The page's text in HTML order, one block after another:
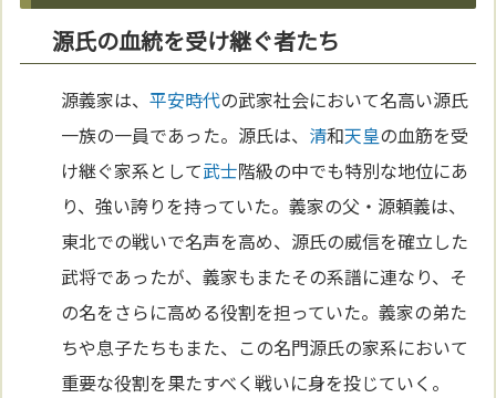
源氏の血統を受け継ぐ者たち
源義家は、平安時代の武家社会において名高い源氏
一族の一員であった。源氏は、 清和天皇の血筋を受
け継ぐ家系として武士階級の中でも特別な地位にあ
り、強い誇りを持っていた。義家の父・源頼義は、
東北での戦いで名声を高め、源氏の威信を確立した
武将であったが、義家もまたその系譜に連なり、そ
の名をさらに高める役割を担っていた。義家の弟た
ちや息子たちもまた、この名門源氏の家系において
重要な役割を果たすべく戦いに身を投じていく。